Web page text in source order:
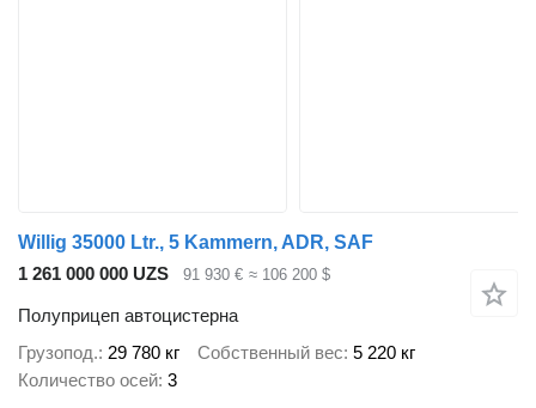
Willig 35000 Ltr., 5 Kammern, ADR, SAF
1 261 000 000 UZS
91 930 € ≈ 106 200 $
Полуприцеп автоцистерна
Грузопод. 29 780 кг Собственный вес 5 220 кг
Количество осей 3